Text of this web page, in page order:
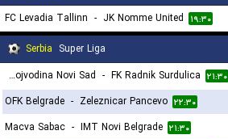
FC Levadia Tallinn - JK Nomme United ۱۹:۳۰
Serbia Super Liga
FK Vojvodina Novi Sad
- FK Radnik Surdulica ۲۱:۳۰
OFK Belgrade - Zeleznicar Pancevo ۲۲:۳۰
Macva Sabac - IMT Novi Belgrade ۲۱:۳۰